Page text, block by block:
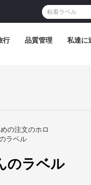
行 品質管理 私達に
の注文のホロ
ラベル
のラベル